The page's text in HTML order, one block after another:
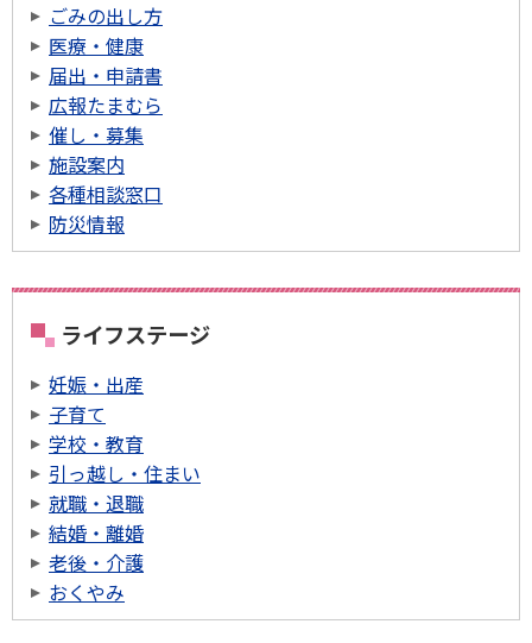
ごみの出し方
医療・健康
届出・申請書
広報たまむら
催し・募集
施設案内
各種相談窓口
防災情報
ライフステージ
妊娠・出産
子育て
学校・教育
引っ越し・住まい
就職・退職
結婚・離婚
老後・介護
おくやみ